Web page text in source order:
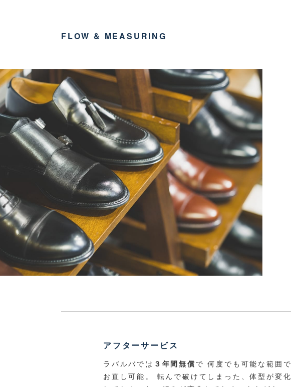
FLOW & MEASURING
アフターサービス
ラバルバでは ３年間無償 で 何度でも可能な範囲で
お直し可能。 転んで破けてしまった、体型が変化